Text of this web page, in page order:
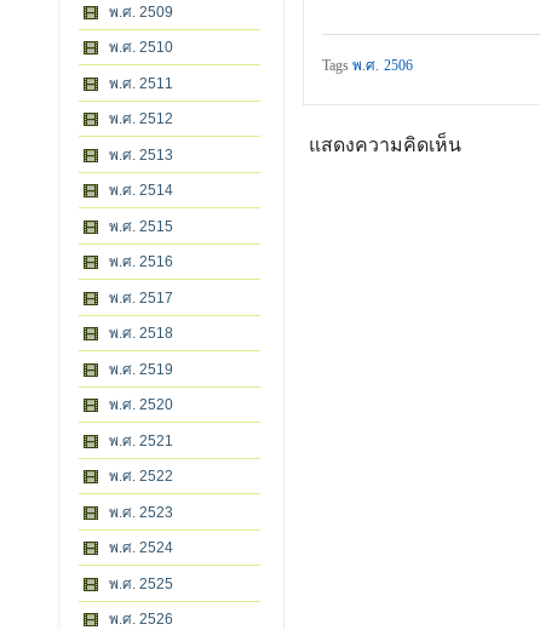
พ.ศ. 2509
พ.ศ. 2510
พ.ศ. 2511
พ.ศ. 2512
พ.ศ. 2513
พ.ศ. 2514
พ.ศ. 2515
พ.ศ. 2516
พ.ศ. 2517
พ.ศ. 2518
พ.ศ. 2519
พ.ศ. 2520
พ.ศ. 2521
พ.ศ. 2522
พ.ศ. 2523
พ.ศ. 2524
พ.ศ. 2525
พ.ศ. 2526
Tagsพ.ศ. 2506
แสดงความคิดเห็น